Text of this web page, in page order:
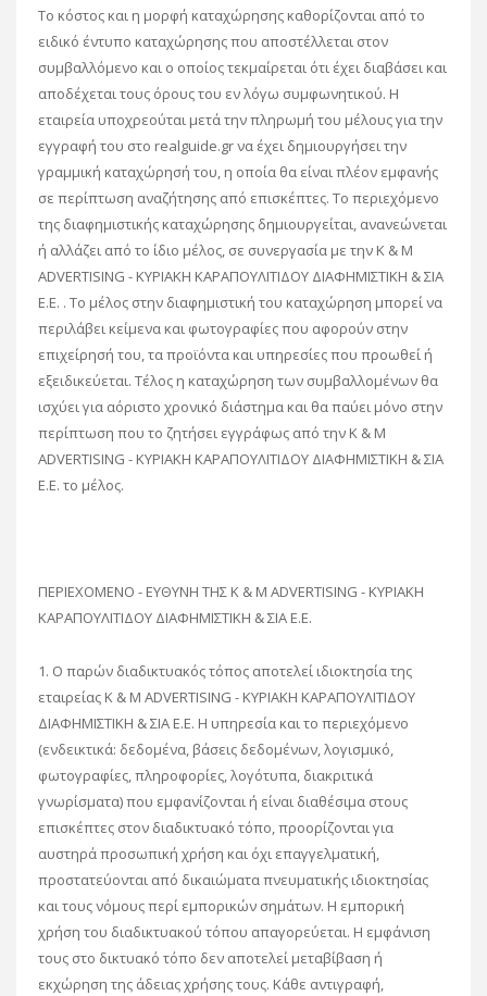
Το κόστος και η μορφή καταχώρησης καθορίζονται από το
ειδικό έντυπο καταχώρησης που αποστέλλεται στον
συμβαλλόμενο και ο οποίος τεκμαίρεται ότι έχει διαβάσει και
αποδέχεται τους όρους του εν λόγω συμφωνητικού. Η
εταιρεία υποχρεούται μετά την πληρωμή του μέλους για την
εγγραφή του στο realguide.gr να έχει δημιουργήσει την
γραμμική καταχώρησή του, η οποία θα είναι πλέον εμφανής
σε περίπτωση αναζήτησης από επισκέπτες. Το περιεχόμενο
της διαφημιστικής καταχώρησης δημιουργείται, ανανεώνεται
ή αλλάζει από το ίδιο μέλος, σε συνεργασία με την K & M
ADVERTISING - ΚΥΡΙΑΚΗ ΚΑΡΑΠΟΥΛΙΤΙΔΟΥ ΔΙΑΦΗΜΙΣΤΙΚΗ & ΣΙΑ
Ε.Ε. . Το μέλος στην διαφημιστική του καταχώρηση μπορεί να
περιλάβει κείμενα και φωτογραφίες που αφορούν στην
επιχείρησή του, τα προϊόντα και υπηρεσίες που προωθεί ή
εξειδικεύεται. Τέλος η καταχώρηση των συμβαλλομένων θα
ισχύει για αόριστο χρονικό διάστημα και θα παύει μόνο στην
περίπτωση που το ζητήσει εγγράφως από την K & M
ADVERTISING - ΚΥΡΙΑΚΗ ΚΑΡΑΠΟΥΛΙΤΙΔΟΥ ΔΙΑΦΗΜΙΣΤΙΚΗ & ΣΙΑ
Ε.Ε. το μέλος.
ΠΕΡΙΕΧΟΜΕΝΟ - ΕΥΘΥΝΗ ΤΗΣ K & M ADVERTISING - ΚΥΡΙΑΚΗ
ΚΑΡΑΠΟΥΛΙΤΙΔΟΥ ΔΙΑΦΗΜΙΣΤΙΚΗ & ΣΙΑ Ε.Ε.
1. Ο παρών διαδικτυακός τόπος αποτελεί ιδιοκτησία της
εταιρείας K & M ADVERTISING - ΚΥΡΙΑΚΗ ΚΑΡΑΠΟΥΛΙΤΙΔΟΥ
ΔΙΑΦΗΜΙΣΤΙΚΗ & ΣΙΑ Ε.Ε. Η υπηρεσία και το περιεχόμενο
(ενδεικτικά: δεδομένα, βάσεις δεδομένων, λογισμικό,
φωτογραφίες, πληροφορίες, λογότυπα, διακριτικά
γνωρίσματα) που εμφανίζονται ή είναι διαθέσιμα στους
επισκέπτες στον διαδικτυακό τόπο, προορίζονται για
αυστηρά προσωπική χρήση και όχι επαγγελματική,
προστατεύονται από δικαιώματα πνευματικής ιδιοκτησίας
και τους νόμους περί εμπορικών σημάτων. Η εμπορική
χρήση του διαδικτυακού τόπου απαγορεύεται. Η εμφάνιση
τους στο δικτυακό τόπο δεν αποτελεί μεταβίβαση ή
εκχώρηση της άδειας χρήσης τους. Κάθε αντιγραφή,